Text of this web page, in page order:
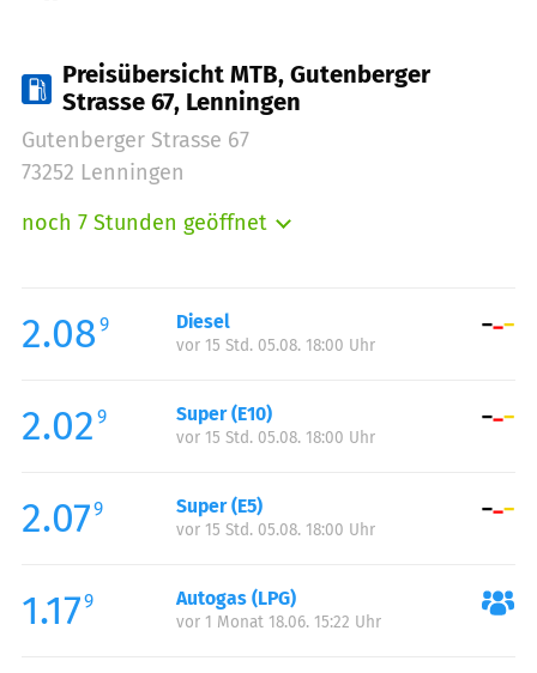
Preisübersicht MTB, Gutenberger
Strasse 67, Lenningen
Gutenberger Strasse 67
73252 Lenningen
noch 7 Stunden geöffnet
Mittwoch:
07:00-19:00
Donnerstag:
Samstag:
07:30-19:00
Sonntag:
2.08 9 Diesel
vor 15 Std. 05.08. 18:00 Uhr
2.02 9 Super (E10)
vor 15 Std. 05.08. 18:00 Uhr
2.079 Super (E5)
vor 15 Std. 05.08. 18:00 Uhr
1.179 Autogas (LPG)
vor 1 Monat 18.06. 15:22 Uhr